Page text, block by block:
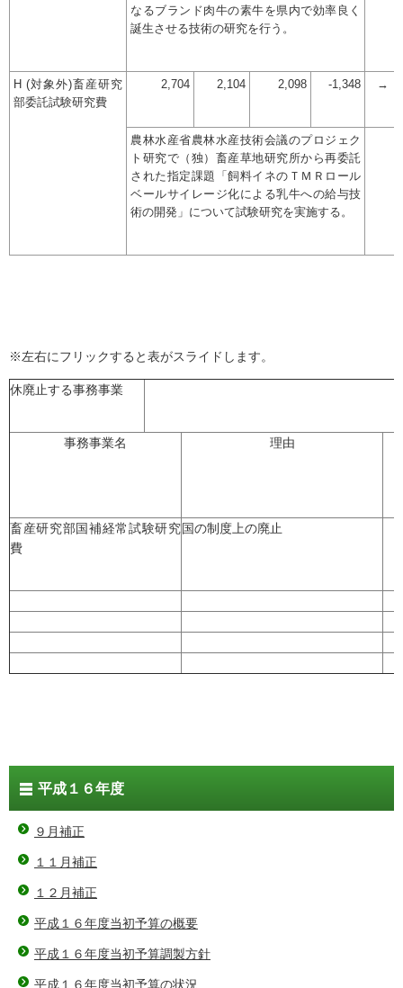
なるブランド肉牛の素牛を県内で効率良く
誕生させる技術の研究を行う。
H (対象外)畜産研究
部委託試験研究費
2,704 2,104 2,098 -1,348 →
農林水産省農林水産技術会議のプロジェク
ト研究で（独）畜産草地研究所から再委託
された指定課題「飼料イネのＴＭＲロール
ベールサイレージ化による乳牛への給与技
術の開発」について試験研究を実施する。
※左右にフリックすると表がスライドします。
休廃止する事務事業
事務事業名 理由
畜産研究部国補経常試験研究
費
国の制度上の廃止
平成１６年度
９月補正
１１月補正
１２月補正
平成１６年度当初予算の概要
平成１６年度当初予算調製方針
平成１６年度当初予算の状況